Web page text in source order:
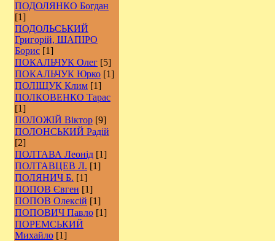
ПОДОЛЯНКО Богдан
[1]
ПОДОЛЬСЬКИЙ
Григорій, ШАПІРО
Борис [1]
ПОКАЛЬЧУК Олег [5]
ПОКАЛЬЧУК Юрко [1]
ПОЛІЩУК Клим [1]
ПОЛКОВЕНКО Тарас
[1]
ПОЛОЖІЙ Віктор [9]
ПОЛОНСЬКИЙ Радій
[2]
ПОЛТАВА Леонід [1]
ПОЛТАВЦЕВ Л. [1]
ПОЛЯНИЧ Б. [1]
ПОПОВ Євген [1]
ПОПОВ Олексій [1]
ПОПОВИЧ Павло [1]
ПОРЕМСЬКИЙ
Михайло [1]